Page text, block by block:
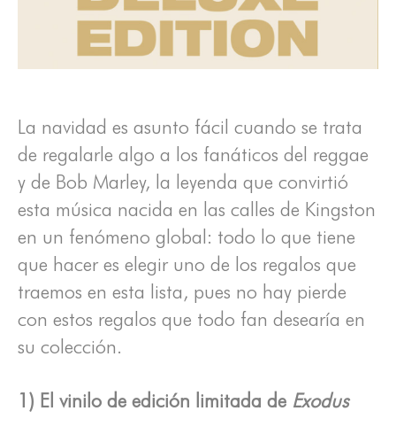
La navidad es asunto fácil cuando se trata
de regalarle algo a los fanáticos del reggae
y de Bob Marley, la leyenda que convirtió
esta música nacida en las calles de Kingston
en un fenómeno global: todo lo que tiene
que hacer es elegir uno de los regalos que
traemos en esta lista, pues no hay pierde
con estos regalos que todo fan desearía en
su colección.
1) El vinilo de edición limitada de Exodus